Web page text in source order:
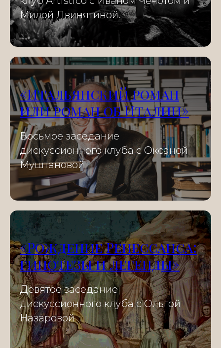
Милой Двинятиной.
«Итальянский роман
или роман об Италии»
Восьмое заседание
дискуссионного клуба с Оксаной
Муштановой
«Рождение Ренессанса:
гипотезы и легенды»
Девятое заседание
дискуссионного клуба с Ольгой
Назаровой